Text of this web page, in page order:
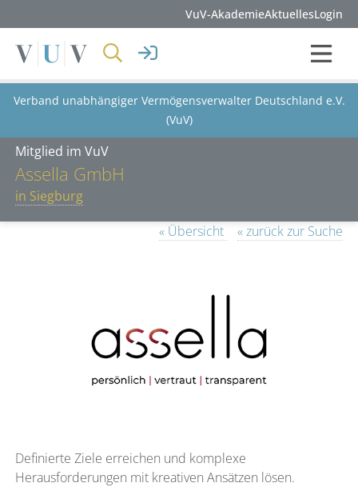
VuV-AkademieAktuellesLogin
Verband unabhängiger Vermögensverwalter Deutschland e.V.
(VuV)
Mitglied im VuV
Assella GmbH
in Siegburg
« Übersicht
« zurück zur Suche
Definierte Ziele erreichen und komplexe
Herausforderungen mit kreativen Ansätzen lösen.